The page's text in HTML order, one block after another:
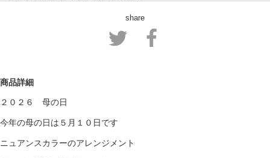
share
商品詳細
２０２６ 母の日
今年の母の日は５月１０日です
ニュアンスカラーのアレンジメント